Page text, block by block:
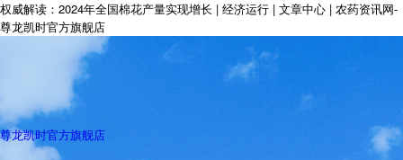
权威解读：2024年全国棉花产量实现增长 | 经济运行 | 文章中心 | 农药资讯网-
尊龙凯时官方旗舰店
尊龙凯时官方旗舰店